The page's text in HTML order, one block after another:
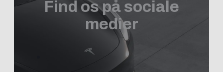
Find os på sociale
medier